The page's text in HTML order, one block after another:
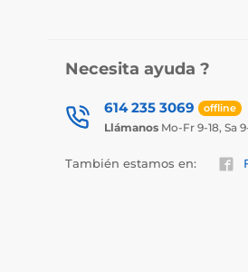
Necesita ayuda ?
614 235 3069 offline
Llámanos Mo-Fr 9-18, Sa
También estamos en: